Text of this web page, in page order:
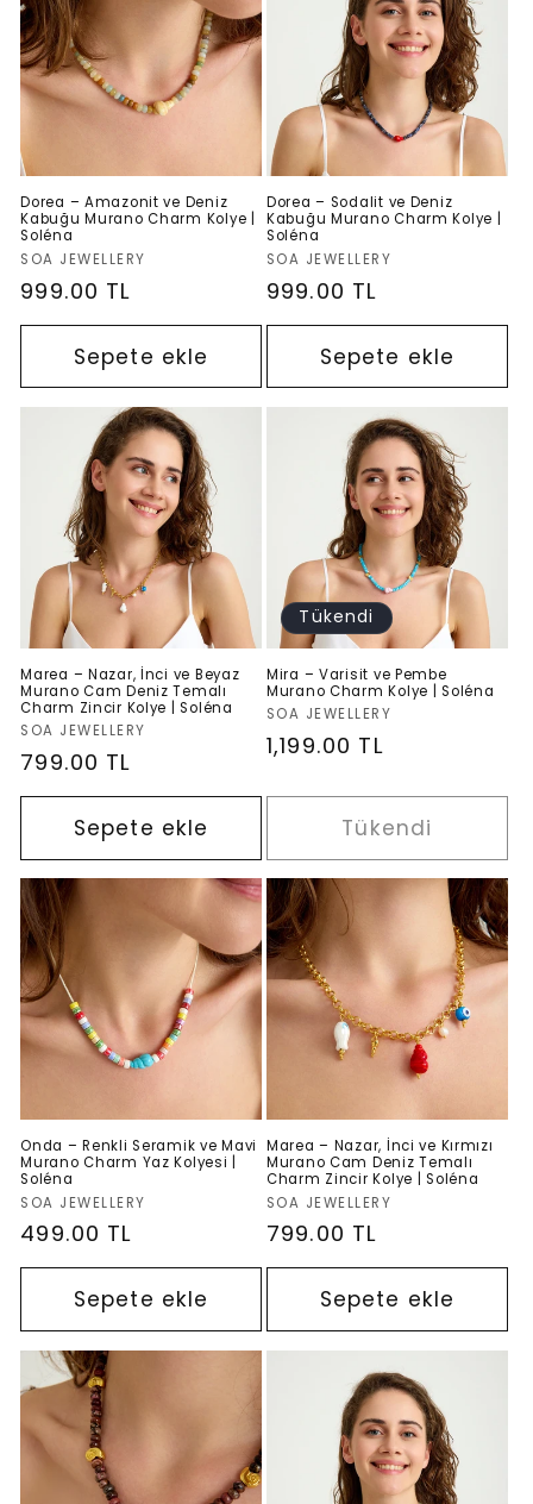
s
i
y
o
n
:
Dorea – Amazonit ve Deniz
Kabuğu Murano Charm Kolye |
Soléna
Satıcı:
SOA JEWELLERY
Normal
fiyat
999.00 TL
Sepete ekle
Dorea – Sodalit ve Deniz
Kabuğu Murano Charm Kolye |
Soléna
Satıcı:
SOA JEWELLERY
Normal
fiyat
999.00 TL
Sepete ekle
Marea – Nazar, İnci ve Beyaz
Murano Cam Deniz Temalı
Charm Zincir Kolye | Soléna
Satıcı:
SOA JEWELLERY
Normal
fiyat
799.00 TL
Sepete ekle
Tükendi
Mira – Varisit ve Pembe
Murano Charm Kolye | Soléna
Satıcı:
SOA JEWELLERY
Normal
1,199.00 TL
Tükendi
Onda – Renkli Seramik ve Mavi
Murano Charm Yaz Kolyesi |
Soléna
Satıcı:
SOA JEWELLERY
Normal
fiyat
499.00 TL
Sepete ekle
Marea – Nazar, İnci ve Kırmızı
Murano Cam Deniz Temalı
Charm Zincir Kolye | Soléna
Satıcı:
SOA JEWELLERY
Normal
fiyat
799.00 TL
Sepete ekle